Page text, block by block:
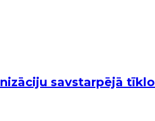
savstarpējā